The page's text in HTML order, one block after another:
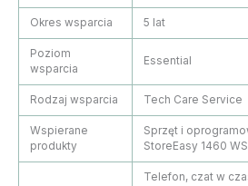
Okres wsparcia 5 lat
Poziom
wsparcia
Essential
Rodzaj wsparcia Tech Care Service
Wspierane
produkty
Sprzęt i
StoreEasy 1460
Telefon, czat w